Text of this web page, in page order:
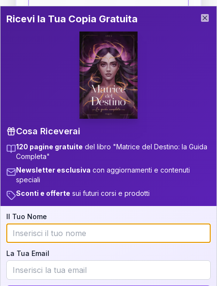
Guida completa di Coppia
Il libro è in fase di scrittura. Iscriviti alla newsletter
per ricevere aggiornamenti!
P.S. Interpretazione parziale
gratuita
Scorri più in basso per vedere
un'interpretazione parziale gratuita della tua
Iscriviti alla newsletter per ricevere
aggiornamenti quando sarà disponibile.
Cosa scoprirete nella vostra
interpretazione:
💕 Come rafforzare la vostra unione
Ricevi la Tua Copia Gratuita del Libro
Ricevi la Tua Copia Gratuita
Cosa Riceverai
120 pagine gratuite del libro "Matrice del Destino: la Guida
Completa"
Newsletter esclusiva con aggiornamenti e contenuti
speciali
Sconti e offerte sui futuri corsi e prodotti
Il Tuo Nome
La Tua Email